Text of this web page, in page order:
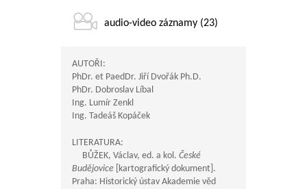
audio-video záznamy (23)
AUTOŘI:
PhDr. et PaedDr. Jiří Dvořák Ph.D.
PhDr. Dobroslav Líbal
Ing. Lumír Zenkl
Ing. Tadeáš Kopáček
LITERATURA:
BŮŽEK, Václav, ed. a kol. České
Budějovice [kartografický dokument].
Praha: Historický ústav Akademie věd